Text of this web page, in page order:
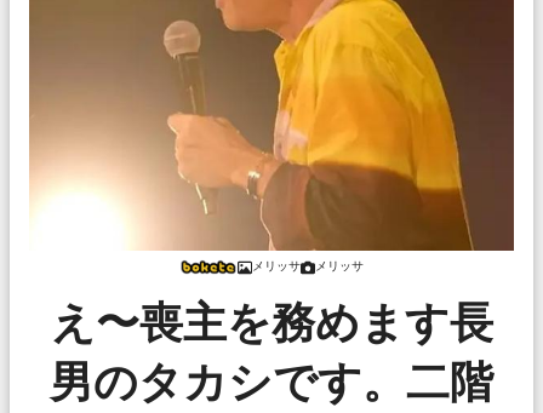
メリッサ メリッサ
え〜喪主を務めます長
男のタカシです。二階